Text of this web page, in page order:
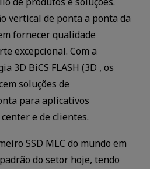
vertical de ponta a ponta da
fornecer qualidade
excepcional. Com a
3D BiCS FLASH (3D , os
soluções de
para aplicativos
e de clientes.
SSD MLC do mundo em
do setor hoje, tendo